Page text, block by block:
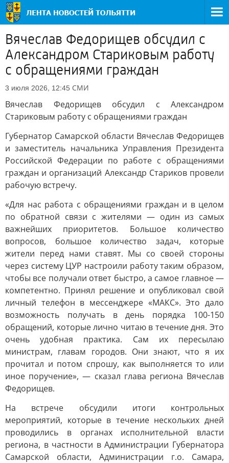
Вячеслав Федорищев обсудил с
Александром Стариковым работу
с обращениями граждан
3 июля 2026, 12:45 СМИ
Вячеслав Федорищев обсудил с Александром
Стариковым работу с обращениями граждан
Губернатор Самарской области Вячеслав Федорищев
и заместитель начальника Управления Президента
Российской Федерации по работе с обращениями
граждан и организаций Александр Стариков провели
рабочую встречу.
«Для нас работа с обращениями граждан и в целом
по обратной связи с жителями — один из самых
важнейших приоритетов. Большое количество
вопросов, большое количество задач, которые
жители перед нами ставят. Мы со своей стороны
через систему ЦУР настроили работу таким образом,
чтобы все получали ответ быстро, а самое главное —
компетентно. Принял решение и опубликовал свой
личный телефон в мессенджере «МАКС». Это дало
возможность получать в день порядка 100-150
обращений, которые лично читаю в течение дня. Это
очень удобная практика. Сам их пересылаю
министрам, главам городов. Они знают, что я их
прочитал и потом спрошу, как выполняется то или
иное поручение», — сказал глава региона Вячеслав
Федорищев.
На встрече обсудили итоги контрольных
мероприятий, которые в течение нескольких дней
проводились в органах исполнительной власти
региона, в частности в Администрации Губернатора
Самарской области, Администрации г.о. Самара,